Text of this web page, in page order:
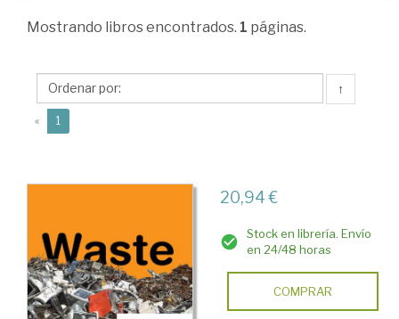
O'Neill,
Mostrando libros encontrados. 1 páginas.
↑
« 1
20,94 €
Stock en librería. Envío
en 24/48 horas
COMPRAR